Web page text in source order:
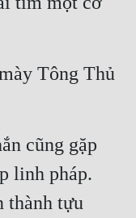
Tông Thủ
cũng gặp
linh pháp.
thành tựu